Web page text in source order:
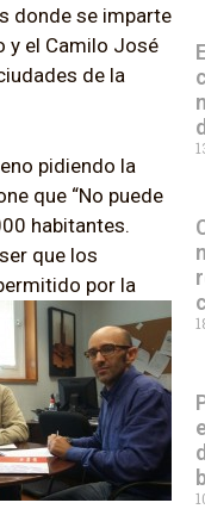
donde se imparte
y el Camilo José
de la
pidiendo la
que “No puede
habitantes.
que los
por la